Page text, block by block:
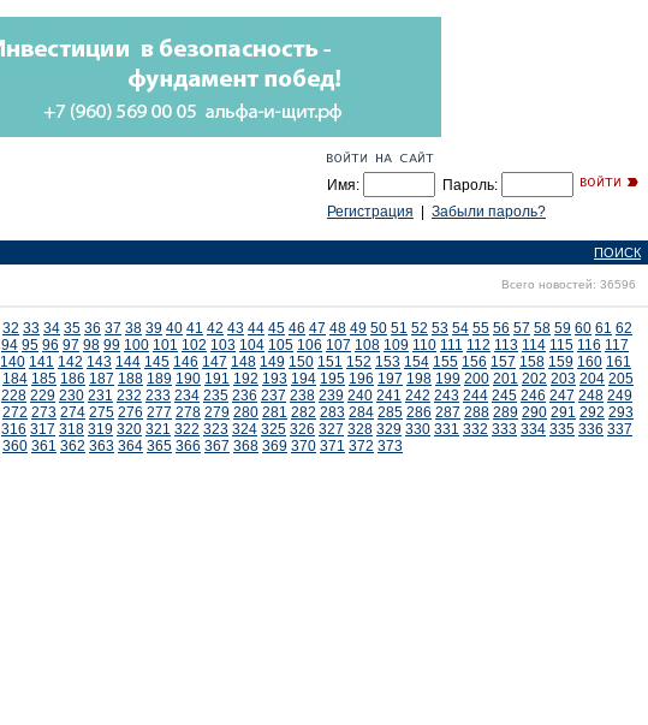
Имя:
Пароль:
Регистрация
Забыли пароль?
ПОИСК
Всего новостей: 36596
32 33 34 35 36 37 38 39 40 41 42 43 44 45 46 47 48 49 50 51 52 53 54 55 56 57 58 59 60 61 62
94 95 96 97 98 99 100 101 102 103 104 105 106 107 108 109 110 111 112 113 114 115 116 117
140 141 142 143 144 145 146 147 148 149 150 151 152 153 154 155 156 157 158 159 160 161
184 185 186 187 188 189 190 191 192 193 194 195 196 197 198 199 200 201 202 203 204 205
228 229 230 231 232 233 234 235 236 237 238 239 240 241 242 243 244 245 246 247 248 249
272 273 274 275 276 277 278 279 280 281 282 283 284 285 286 287 288 289 290 291 292 293
316 317 318 319 320 321 322 323 324 325 326 327 328 329 330 331 332 333 334 335 336 337
360 361 362 363 364 365 366 367 368 369 370 371 372 373